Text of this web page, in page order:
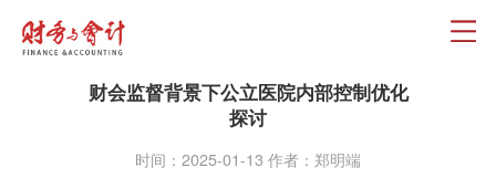
财会监督背景下公立医院内部控制优化
探讨
时间：2025-01-13 作者：郑明端